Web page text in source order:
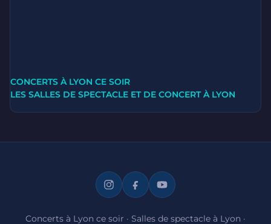
CONCERTS À LYON CE SOIR
LES SALLES DE SPECTACLE ET DE CONCERT À LYON
Concerts à Lyon ce soir · Salles de spectacle à Lyon ·